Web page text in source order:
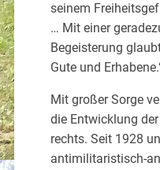
seinem
… Mit einer
Begeisterung
Gute und
Mit großer Sorge
die Entwicklung
rechts. Seit 1928
antimilitaristisch-